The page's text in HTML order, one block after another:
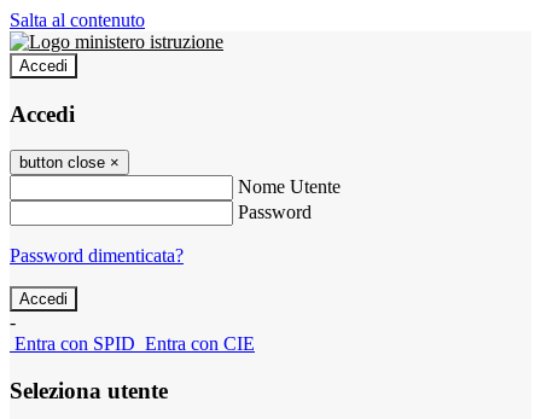
Salta al contenuto
Accedi
Accedi
button close ×
Nome Utente
Password
Password dimenticata?
-
Entra con SPID Entra con CIE
Seleziona utente